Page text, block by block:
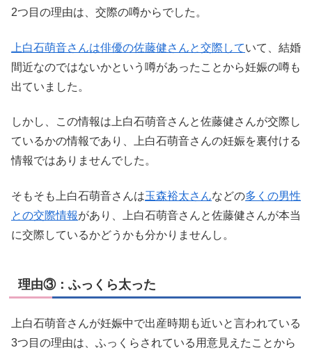
2つ目の理由は、交際の噂からでした。
上白石萌音さんは俳優の佐藤健さんと交際していて、結婚
間近なのではないかという噂があったことから妊娠の噂も
出ていました。
しかし、この情報は上白石萌音さんと佐藤健さんが交際し
ているかの情報であり、上白石萌音さんの妊娠を裏付ける
情報ではありませんでした。
そもそも上白石萌音さんは玉森裕太さんなどの多くの男性
との交際情報があり、上白石萌音さんと佐藤健さんが本当
に交際しているかどうかも分かりませんし。
理由③：ふっくら太った
上白石萌音さんが妊娠中で出産時期も近いと言われている
3つ目の理由は、ふっくらされている用意見えたことから